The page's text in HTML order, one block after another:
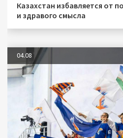
Казахстан избавляется от
и здравого смысла
04.08